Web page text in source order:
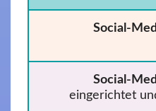
Social-
Social-
eingerichtet